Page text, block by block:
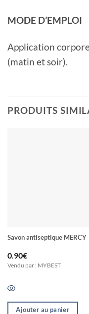
MODE D’EMPLOI
Application
(matin et soir).
PRODUITS
Savon antiseptique MERCY
0.90€
Vendu par : MYBEST
Ajouter au panier